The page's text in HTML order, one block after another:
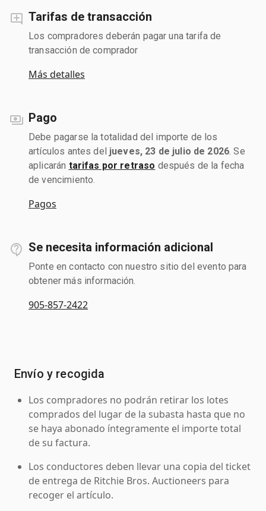
Tarifas de transacción
Los compradores deberán pagar una tarifa de
transacción de comprador
Más detalles
Pago
Debe pagarse la totalidad del importe de los
artículos antes del jueves, 23 de julio de 2026 . Se
aplicarán tarifas por retraso después de la fecha
de vencimiento.
Pagos
Se necesita información adicional
Ponte en contacto con nuestro sitio del evento para
obtener más información.
905-857-2422
Envío y recogida
Los compradores no podrán retirar los lotes
comprados del lugar de la subasta hasta que no
se haya abonado íntegramente el importe total
de su factura.
Los conductores deben llevar una copia del ticket
de entrega de Ritchie Bros. Auctioneers para
recoger el artículo.